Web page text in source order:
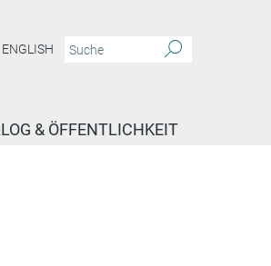
ENGLISH
& ÖFFENTLICHKEIT